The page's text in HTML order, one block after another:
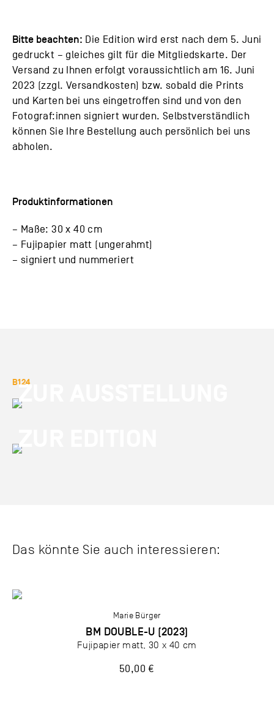
Bitte beachten: Die Edition wird erst nach dem 5. Juni
gedruckt – gleiches gilt für die Mitgliedskarte. Der
Versand zu Ihnen erfolgt voraussichtlich am 16. Juni
2023 (zzgl. Versandkosten) bzw. sobald die Prints
und Karten bei uns eingetroffen sind und von den
Fotograf:innen signiert wurden. Selbstverständlich
können Sie Ihre Bestellung auch persönlich bei uns
abholen.
Produktinformationen
– Maße: 30 x 40 cm
– Fujipapier matt (ungerahmt)
– signiert und nummeriert
B124
ZUR AUSSTELLUNG
ZUR EDITION
Das könnte Sie auch interessieren:
Marie Bürger
BM DOUBLE-U (2023)
Fujipapier matt, 30 x 40 cm
50,00 €